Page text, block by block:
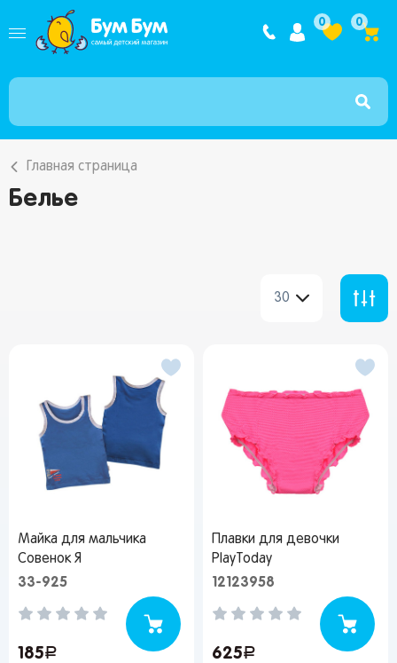
Интернет
0 0
Главная страница
Белье
30
Майка для мальчика
Совенок Я
33-925
185руб.
Плавки для девочки
PlayToday
12123958
625руб.